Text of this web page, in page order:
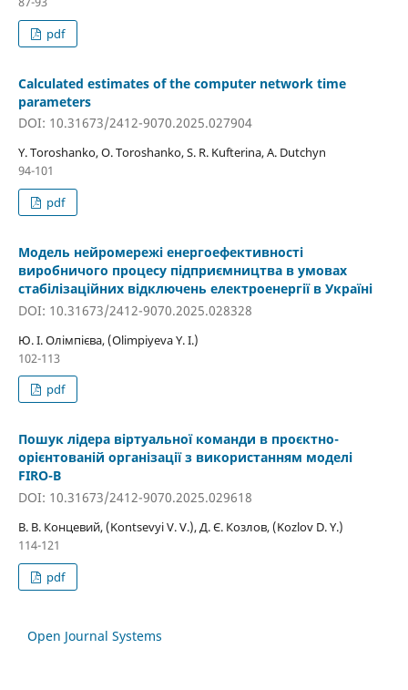
pdf
Calculated estimates of the computer network time
parameters
DOI: 10.31673/2412-9070.2025.027904
Y. Toroshanko, O. Toroshanko, S. R. Kufterina, A. Dutchyn
94-101
pdf
Модель нейромережі енергоефективності
виробничого процесу підприємництва в умовах
стабілізаційних відключень електроенергії в Україні
DOI: 10.31673/2412-9070.2025.028328
Ю. І. Олімпієва, (Olimpiyeva Y. I.)
102-113
pdf
Пошук лідера віртуальної команди в проєктно-
орієнтованій організації з використанням моделі
FIRO-B
DOI: 10.31673/2412-9070.2025.029618
В. В. Концевий, (Kontsevyi V. V.), Д. Є. Козлов, (Kozlov D. Y.)
114-121
pdf
Open Journal Systems